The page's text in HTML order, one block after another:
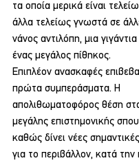
τα οποία μερικά είναι
άλλα τελείως γνωστά σε
νάνος αντιλόπη, μια
ένας μεγάλος πίθηκος.
Επιπλέον ανασκαφές
πρώτα συμπεράσματα. Η
απολιθωματοφόρος θέση
μεγάλης επιστημονικής
καθώς δίνει νέες
για το περιβάλλον, κατά την